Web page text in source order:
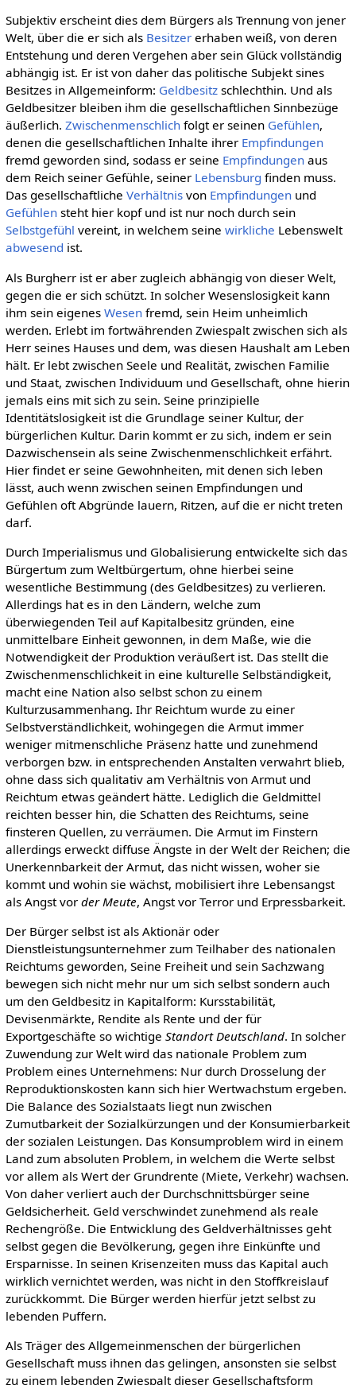
Subjektiv erscheint dies dem Bürgers als Trennung von jener
Welt, über die er sich als Besitzererhaben weiß, von deren
Entstehung und deren Vergehen aber sein Glück vollständig
abhängig ist. Er ist von daher das politische Subjekt sines
Besitzes in Allgemeinform: Geldbesitzschlechthin. Und als
Geldbesitzer bleiben ihm die gesellschaftlichen Sinnbezüge
äußerlich. Zwischenmenschlichfolgt er seinen Gefühlen,
denen die gesellschaftlichen Inhalte ihrer Empfindungen
fremd geworden sind, sodass er seine Empfindungenaus
dem Reich seiner Gefühle, seiner Lebensburg finden muss.
Das gesellschaftliche Verhältnisvon Empfindungenund
Gefühlensteht hier kopf und ist nur noch durch sein
Selbstgefühl vereint, in welchem seine wirkliche Lebenswelt
abwesend ist.
Als Burgherr ist er aber zugleich abhängig von dieser Welt,
gegen die er sich schützt. In solcher Wesenslosigkeit kann
ihm sein eigenes Wesenfremd, sein Heim unheimlich
werden. Erlebt im fortwährenden Zwiespalt zwischen sich als
Herr seines Hauses und dem, was diesen Haushalt am Leben
hält. Er lebt zwischen Seele und Realität, zwischen Familie
und Staat, zwischen Individuum und Gesellschaft, ohne hierin
jemals eins mit sich zu sein. Seine prinzipielle
Identitätslosigkeit ist die Grundlage seiner Kultur, der
bürgerlichen Kultur. Darin kommt er zu sich, indem er sein
Dazwischensein als seine Zwischenmenschlichkeit erfährt.
Hier findet er seine Gewohnheiten, mit denen sich leben
lässt, auch wenn zwischen seinen Empfindungen und
Gefühlen oft Abgründe lauern, Ritzen, auf die er nicht treten
darf.
Durch Imperialismus und Globalisierung entwickelte sich das
Bürgertum zum Weltbürgertum, ohne hierbei seine
wesentliche Bestimmung (des Geldbesitzes) zu verlieren.
Allerdings hat es in den Ländern, welche zum
überwiegenden Teil auf Kapitalbesitz gründen, eine
unmittelbare Einheit gewonnen, in dem Maße, wie die
Notwendigkeit der Produktion veräußert ist. Das stellt die
Zwischenmenschlichkeit in eine kulturelle Selbständigkeit,
macht eine Nation also selbst schon zu einem
Kulturzusammenhang. Ihr Reichtum wurde zu einer
Selbstverständlichkeit, wohingegen die Armut immer
weniger mitmenschliche Präsenz hatte und zunehmend
verborgen bzw. in entsprechenden Anstalten verwahrt blieb,
ohne dass sich qualitativ am Verhältnis von Armut und
Reichtum etwas geändert hätte. Lediglich die Geldmittel
reichten besser hin, die Schatten des Reichtums, seine
finsteren Quellen, zu verräumen. Die Armut im Finstern
allerdings erweckt diffuse Ängste in der Welt der Reichen; die
Unerkennbarkeit der Armut, das nicht wissen, woher sie
kommt und wohin sie wächst, mobilisiert ihre Lebensangst
als Angst vor der Meute, Angst vor Terror und Erpressbarkeit.
Der Bürger selbst ist als Aktionär oder
Dienstleistungsunternehmer zum Teilhaber des nationalen
Reichtums geworden, Seine Freiheit und sein Sachzwang
bewegen sich nicht mehr nur um sich selbst sondern auch
um den Geldbesitz in Kapitalform: Kursstabilität,
Devisenmärkte, Rendite als Rente und der für
Exportgeschäfte so wichtige Standort Deutschland. In solcher
Zuwendung zur Welt wird das nationale Problem zum
Problem eines Unternehmens: Nur durch Drosselung der
Reproduktionskosten kann sich hier Wertwachstum ergeben.
Die Balance des Sozialstaats liegt nun zwischen
Zumutbarkeit der Sozialkürzungen und der Konsumierbarkeit
der sozialen Leistungen. Das Konsumproblem wird in einem
Land zum absoluten Problem, in welchem die Werte selbst
vor allem als Wert der Grundrente (Miete, Verkehr) wachsen.
Von daher verliert auch der Durchschnittsbürger seine
Geldsicherheit. Geld verschwindet zunehmend als reale
Rechengröße. Die Entwicklung des Geldverhältnisses geht
selbst gegen die Bevölkerung, gegen ihre Einkünfte und
Ersparnisse. In seinen Krisenzeiten muss das Kapital auch
wirklich vernichtet werden, was nicht in den Stoffkreislauf
zurückkommt. Die Bürger werden hierfür jetzt selbst zu
lebenden Puffern.
Als Träger des Allgemeinmenschen der bürgerlichen
Gesellschaft muss ihnen das gelingen, ansonsten sie selbst
zu einem lebenden Zwiespalt dieser Gesellschaftsform